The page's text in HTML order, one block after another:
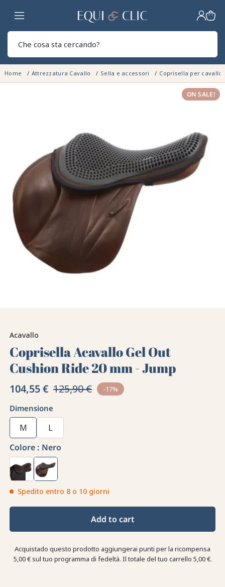
Casa
Home Attrezzatura Cavallo Sella e accessori Coprisella per cavallo
ON SALE!
Acavallo
Coprisella Acavallo Gel Out
Cushion Ride 20 mm - Jump
104,55 € 125,90 € -17%
Dimensione
M
L
Colore : Nero
Spedito entro 8 o 10 giorni
Add to cart
Acquistado questo prodotto aggiungerai punti per la ricompensa
5,00 €sul tuo programma di fedeltà. Il totale del tuo carrello 5,00 €.